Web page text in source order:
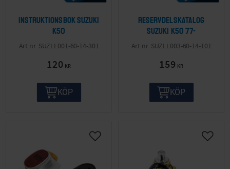
Instruktionsbok Suzuki
K50
SUZLL001-60-14-301
120 KR
KÖP
Reservdelskatalog
Suzuki K50 77-
SUZLL003-60-14-101
159 KR
KÖP